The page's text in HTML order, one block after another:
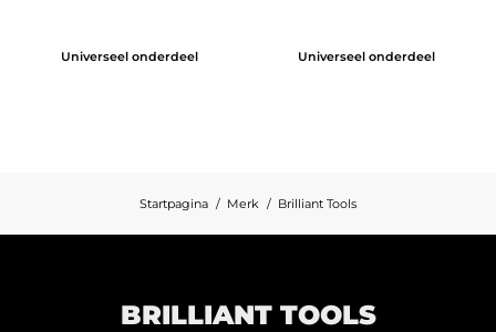
Universeel onderdeel Universeel onderdeel
Startpagina Merk Brilliant Tools
BRILLIANT TOOLS